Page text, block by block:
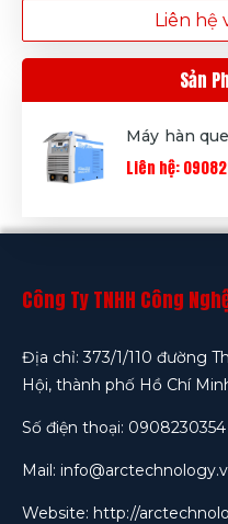
Liên hệ
Sản
Máy hàn
Liên hệ:
Công Ty TNHH Công
Địa chỉ: 373/1/110 đường
Hội, thành phố Hồ Chí
Số điện thoại: 0908230354
Mail:
Website: http://